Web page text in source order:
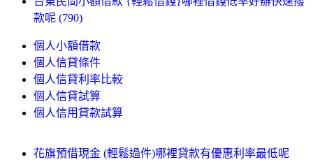
款呢 (790)
個人小額借款
個人信貸條件
個人信貸利率比較
個人信貸試算
個人信用貸款試算
花旗預借現金 (輕鬆過件)哪裡貸款有優惠利率最低呢